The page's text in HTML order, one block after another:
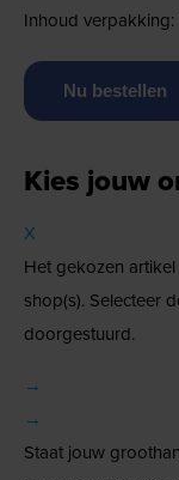
Inhoud
Nu bestellen
Kies jouw
X
Het gekozen artikel
shop(s). Selecteer
doorgestuurd.
→
→
Staat jouw